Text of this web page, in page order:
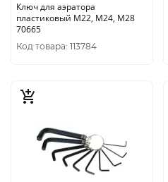
Ключ для аэратора
пластиковый М22, М24, М28
70665
Код товара: 113784